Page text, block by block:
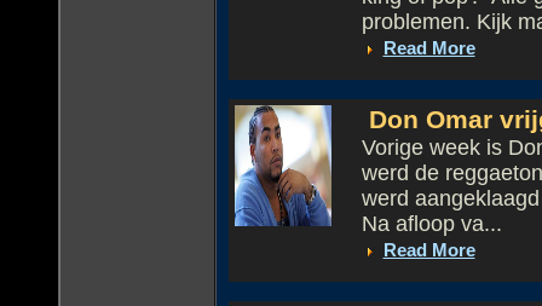
problemen. Kijk
Read More
Don Omar
Vorige week is
werd de
werd
Na afloop va...
Read More